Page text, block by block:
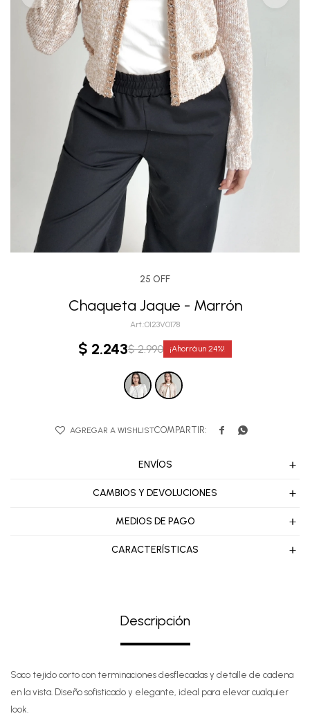
25 OFF
Chaqueta Jaque - Marrón
0123V0178
$ 2.243$ 2.990 24
 
ENVÍOS
CAMBIOS Y DEVOLUCIONES
MEDIOS DE PAGO
CARACTERÍSTICAS
Descripción
Saco tejido corto con terminaciones desflecadas y detalle de cadena
en la vista. Diseño sofisticado y elegante, ideal para elevar cualquier
look.